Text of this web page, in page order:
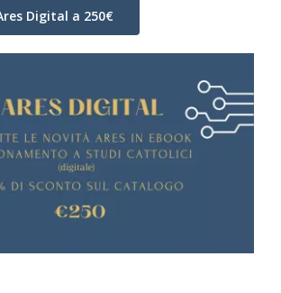
Digital a 250€